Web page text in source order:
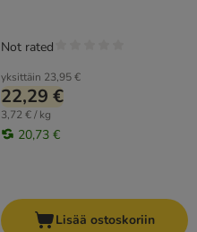
yksittäin 23,95 €
22,29 €
3,72 € / kg
20,73 €
Not rated
Lisää ostoskoriin